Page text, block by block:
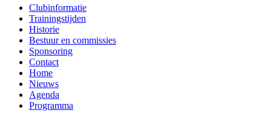
Clubinformatie
Trainingstijden
Historie
Bestuur en commissies
Sponsoring
Contact
Home
Nieuws
Agenda
Programma